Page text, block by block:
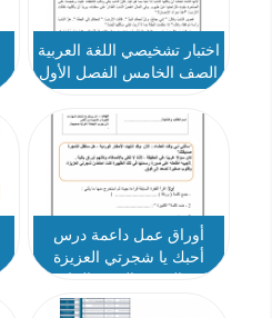
اختبار تشخيصي اللغة العربية
الصف الخامس الفصل الأول
أوراق عمل داعمة درس
أحبك يا شجرتي العزيزة